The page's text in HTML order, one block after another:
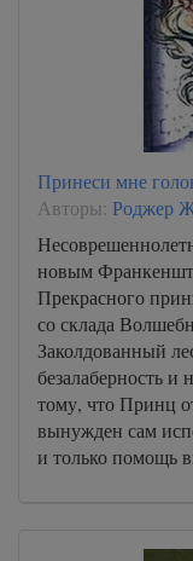
Принеси мне
Авторы: Роджер
новым
Прекрасного
со склада
Заколдованный
безалаберность и
тому, что Принц
вынужден сам
и только помощь